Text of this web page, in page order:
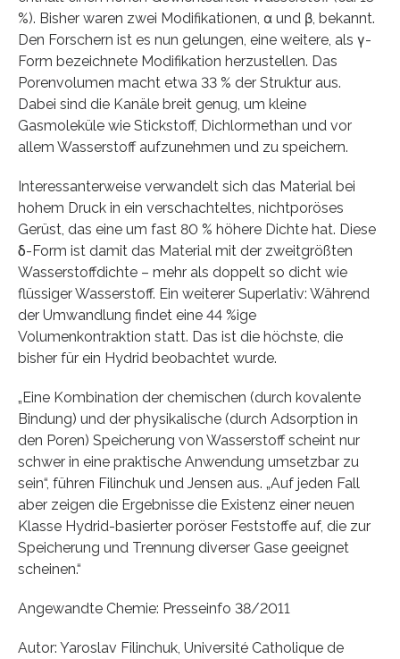
%). Bisher waren zwei Modifikationen, α und β, bekannt.
Den Forschern ist es nun gelungen, eine weitere, als γ-
Form bezeichnete Modifikation herzustellen. Das
Porenvolumen macht etwa 33 % der Struktur aus.
Dabei sind die Kanäle breit genug, um kleine
Gasmoleküle wie Stickstoff, Dichlormethan und vor
allem Wasserstoff aufzunehmen und zu speichern.
Interessanterweise verwandelt sich das Material bei
hohem Druck in ein verschachteltes, nichtporöses
Gerüst, das eine um fast 80 % höhere Dichte hat. Diese
δ-Form ist damit das Material mit der zweitgrößten
Wasserstoffdichte – mehr als doppelt so dicht wie
flüssiger Wasserstoff. Ein weiterer Superlativ: Während
der Umwandlung findet eine 44 %ige
Volumenkontraktion statt. Das ist die höchste, die
bisher für ein Hydrid beobachtet wurde.
„Eine Kombination der chemischen (durch kovalente
Bindung) und der physikalische (durch Adsorption in
den Poren) Speicherung von Wasserstoff scheint nur
schwer in eine praktische Anwendung umsetzbar zu
sein“, führen Filinchuk und Jensen aus. „Auf jeden Fall
aber zeigen die Ergebnisse die Existenz einer neuen
Klasse Hydrid-basierter poröser Feststoffe auf, die zur
Speicherung und Trennung diverser Gase geeignet
scheinen.“
Angewandte Chemie: Presseinfo 38/2011
Autor: Yaroslav Filinchuk, Université Catholique de